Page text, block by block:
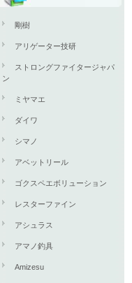
剛樹
アリゲーター技研
ストロングファイタージャパ
ン
ミヤマエ
ダイワ
シマノ
アベットリール
ゴクスペエボリューション
レスターファイン
アシュラス
アマノ釣具
Amizesu